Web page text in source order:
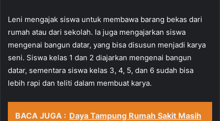
Leni mengajak siswa untuk membawa barang bekas dari
rumah atau dari sekolah. Ia juga mengajarkan siswa
mengenai bangun datar, yang bisa disusun menjadi karya
seni. Siswa kelas 1 dan 2 diajarkan mengenai bangun
datar, sementara siswa kelas 3, 4, 5, dan 6 sudah bisa
lebih rapi dan teliti dalam membuat karya.
BACA JUGA : Daya Tampung Rumah Sakit Masih